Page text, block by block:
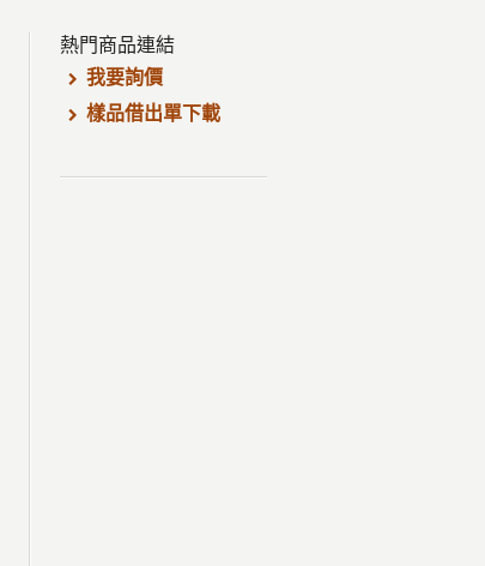
熱門商品連結
我要詢價
樣品借出單下載